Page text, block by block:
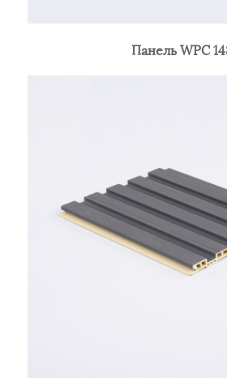
Панель WPC